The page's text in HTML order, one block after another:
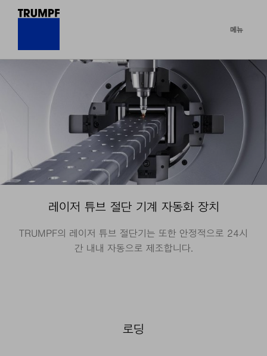
메뉴
레이저 튜브 절단 기계 자동화 장치
TRUMPF의 레이저 튜브 절단기는 또한 안정적으로 24시
간 내내 자동으로 제조합니다.
로딩